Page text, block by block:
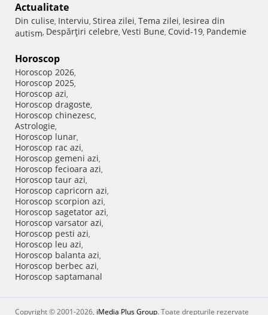
Actualitate
Din culise, Interviu, Stirea zilei, Tema zilei, Iesirea din
autism, Despărţiri celebre, Vesti Bune, Covid-19, Pandemie
Horoscop
Horoscop 2026,
Horoscop 2025,
Horoscop azi,
Horoscop dragoste,
Horoscop chinezesc,
Astrologie,
Horoscop lunar,
Horoscop rac azi,
Horoscop gemeni azi,
Horoscop fecioara azi,
Horoscop taur azi,
Horoscop capricorn azi,
Horoscop scorpion azi,
Horoscop sagetator azi,
Horoscop varsator azi,
Horoscop pesti azi,
Horoscop leu azi,
Horoscop balanta azi,
Horoscop berbec azi,
Horoscop saptamanal
Copyright © 2001-2026, iMedia Plus Group. Toate drepturile rezervate